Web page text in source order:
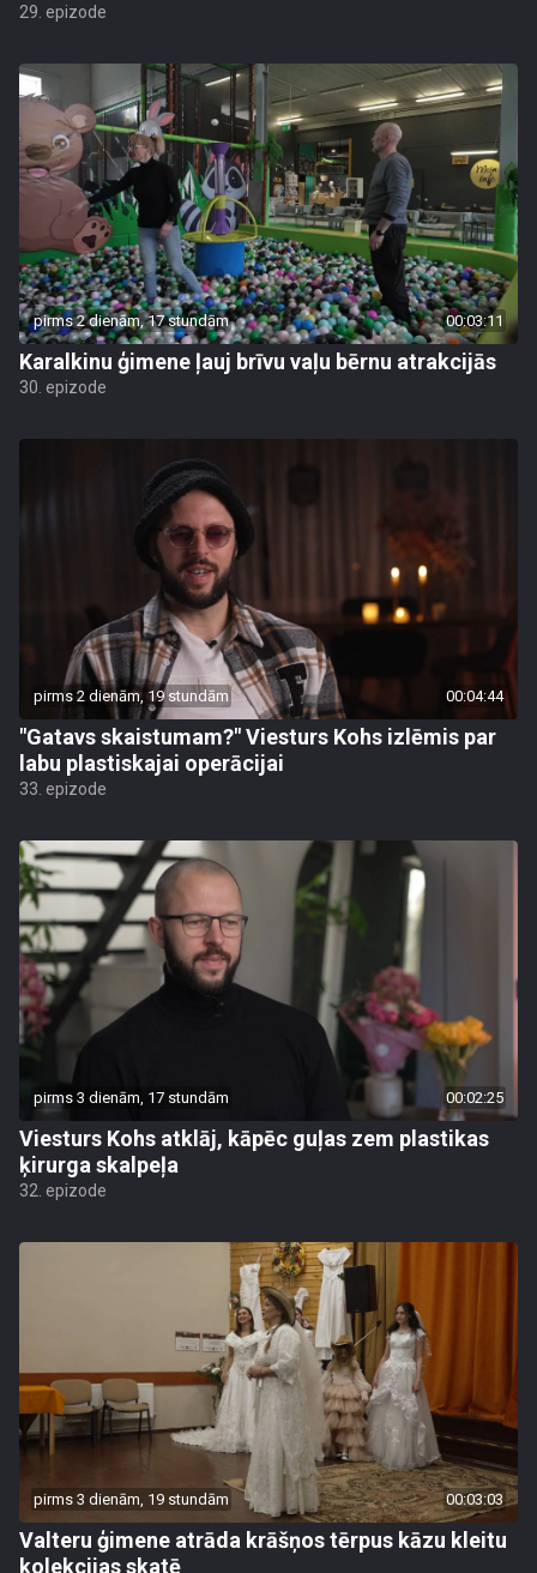
29. epizode
pirms 2 dienām, 17 stundām 00:03:11
Karalkinu ģimene ļauj brīvu vaļu bērnu atrakcijās
30. epizode
pirms 2 dienām, 19 stundām 00:04:44
"Gatavs skaistumam?" Viesturs Kohs izlēmis par
labu plastiskajai operācijai
33. epizode
pirms 3 dienām, 17 stundām 00:02:25
Viesturs Kohs atklāj, kāpēc guļas zem plastikas
ķirurga skalpeļa
32. epizode
pirms 3 dienām, 19 stundām 00:03:03
Valteru ģimene atrāda krāšņos tērpus kāzu kleitu
kolekcijas skatē